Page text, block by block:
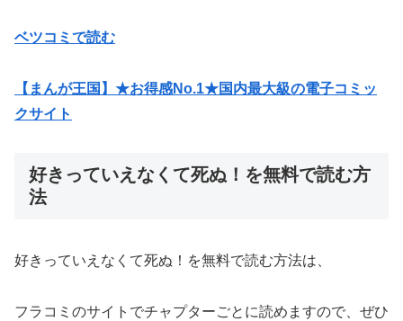
ベツコミで読む
【まんが王国】★お得感No.1★国内最大級の電子コミッ
クサイト
好きっていえなくて死ぬ！を無料で読む方
法
好きっていえなくて死ぬ！を無料で読む方法は、
フラコミのサイトでチャプターごとに読めますので、ぜひ